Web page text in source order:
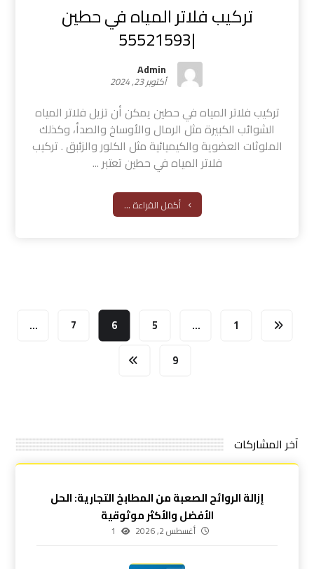
تركيب فلاتر المياه في حطين
|55521593
Admin
أكتوبر 23, 2024
تركيب فلاتر المياه في حطين يمكن أن تزيل فلاتر المياه
الشوائب الكبيرة مثل الرمال والأوساخ والصدأ، وكذلك
الملوثات العضوية والكيميائية مثل الكلور والزئبق . تركيب
فلاتر المياه في حطين تعتبر ...
أكمل القراءة ...
1
…
5
6
7
…
9
آخر المشاركات
إزالة الروائح الصعبة من المطابخ التجارية: الحل
الأفضل والأكثر موثوقية
أغسطس 2, 2026 1